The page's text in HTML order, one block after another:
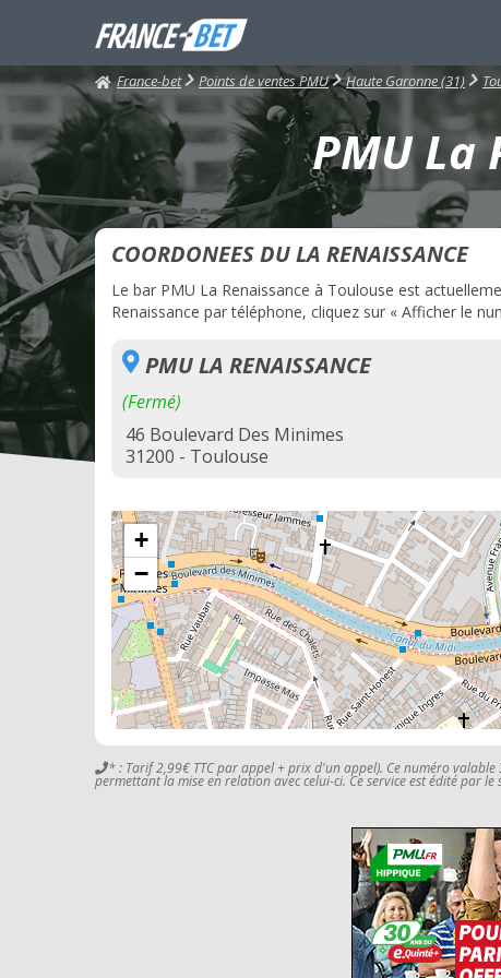
France-bet Points de ventes PMU Haute Garonne (31)
PMU La
COORDONEES DU LA RENAISSANCE
Le bar PMU La Renaissance à Toulouse est
Renaissance par téléphone, cliquez sur « Afficher le
PMU LA RENAISSANCE
(Fermé)
46 Boulevard Des Minimes
31200 - Toulouse
+
−
* : Tarif 2,99€ TTC par appel + prix d'un appel). Ce numéro
permettant la mise en relation avec celui-ci. Ce service est édité par le